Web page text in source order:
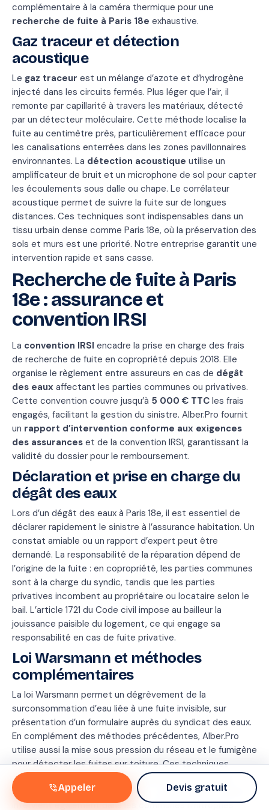
complémentaire à la caméra thermique pour une
recherche de fuite à Paris 18e exhaustive.
Gaz traceur et détection
acoustique
Le gaz traceur est un mélange d’azote et d’hydrogène
injecté dans les circuits fermés. Plus léger que l’air, il
remonte par capillarité à travers les matériaux, détecté
par un détecteur moléculaire. Cette méthode localise la
fuite au centimètre près, particulièrement efficace pour
les canalisations enterrées dans les zones pavillonnaires
environnantes. La détection acoustique utilise un
amplificateur de bruit et un microphone de sol pour capter
les écoulements sous dalle ou chape. Le corrélateur
acoustique permet de suivre la fuite sur de longues
distances. Ces techniques sont indispensables dans un
tissu urbain dense comme Paris 18e, où la préservation des
sols et murs est une priorité. Notre entreprise garantit une
intervention rapide et sans casse.
Recherche de fuite à Paris
18e : assurance et
convention IRSI
La convention IRSI encadre la prise en charge des frais
de recherche de fuite en copropriété depuis 2018. Elle
organise le règlement entre assureurs en cas de dégât
des eaux affectant les parties communes ou privatives.
Cette convention couvre jusqu’à 5 000 € TTC les frais
engagés, facilitant la gestion du sinistre. Alber.Pro fournit
un rapport d’intervention conforme aux exigences
des assurances et de la convention IRSI, garantissant la
validité du dossier pour le remboursement.
Déclaration et prise en charge du
dégât des eaux
Lors d’un dégât des eaux à Paris 18e, il est essentiel de
déclarer rapidement le sinistre à l’assurance habitation. Un
constat amiable ou un rapport d’expert peut être
demandé. La responsabilité de la réparation dépend de
l’origine de la fuite : en copropriété, les parties communes
sont à la charge du syndic, tandis que les parties
privatives incombent au propriétaire ou locataire selon le
bail. L’article 1721 du Code civil impose au bailleur la
jouissance paisible du logement, ce qui engage sa
responsabilité en cas de fuite privative.
Loi Warsmann et méthodes
complémentaires
La loi Warsmann permet un dégrèvement de la
surconsommation d’eau liée à une fuite invisible, sur
présentation d’un formulaire auprès du syndicat des eaux.
En complément des méthodes précédentes, Alber.Pro
utilise aussi la mise sous pression du réseau et le fumigène
pour détecter les fuites sur toiture. Ces techniques
assurent une
détection de fuite non destructive à
Paris 18e, adaptée aux différents types de bâti. L’équipe
intervient également dans les communes limitrophes
phone_in_talkAppeler Devis gratuit